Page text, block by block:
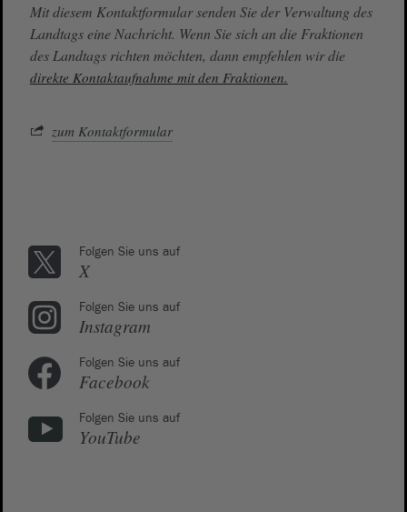
Mit diesem Kontaktformular senden Sie der Verwaltung des
Landtags eine Nachricht. Wenn Sie sich an die Fraktionen
des Landtags richten möchten, dann empfehlen wir die
direkte Kontaktaufnahme mit den Fraktionen.
zum Kontaktformular
Folgen Sie uns auf
X
Folgen Sie uns auf
Instagram
Folgen Sie uns auf
Facebook
Folgen Sie uns auf
YouTube